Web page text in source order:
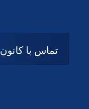
تماس با کانون